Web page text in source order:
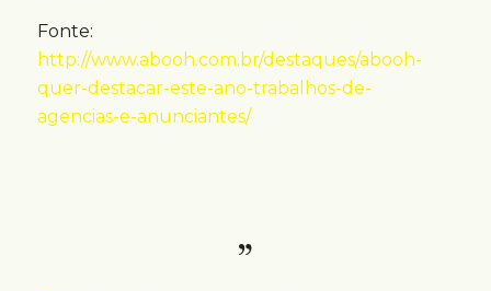
Fonte:
http://www.abooh.com.br/destaques/abooh-
quer-destacar-este-ano-trabalhos-de-
agencias-e-anunciantes/